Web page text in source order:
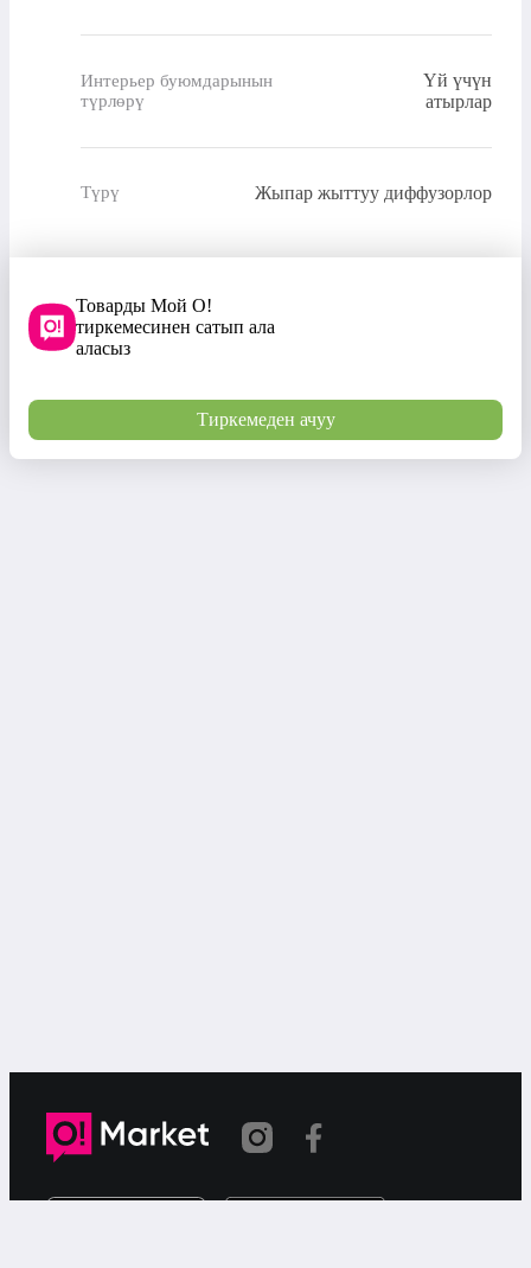
Интерьер буюмдарынын
түрлөрү
Үй үчүн
атырлар
Түрү Жыпар жыттуу диффузорлор
Товарды Мой О!
тиркемесинен сатып ала
аласыз
Тиркемеден ачуу